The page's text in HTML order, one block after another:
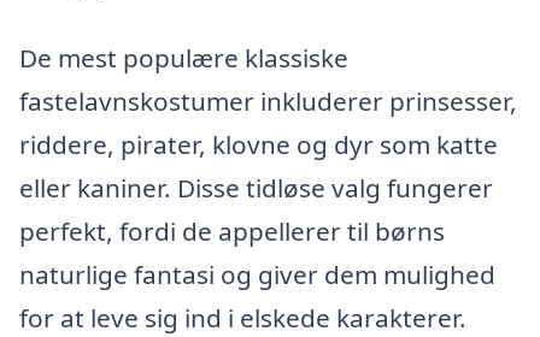
De mest populære klassiske
fastelavnskostumer inkluderer prinsesser,
riddere, pirater, klovne og dyr som katte
eller kaniner. Disse tidløse valg fungerer
perfekt, fordi de appellerer til børns
naturlige fantasi og giver dem mulighed
for at leve sig ind i elskede karakterer.